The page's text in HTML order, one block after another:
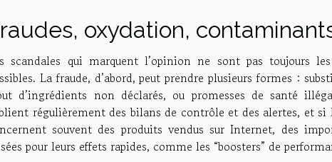
oxydation,
scandales qui marquent l’opinion ne sont pas toujours
La fraude, d’abord, peut prendre plusieurs formes :
d’ingrédients non déclarés, ou promesses de santé
régulièrement des bilans de contrôle et des alertes, et
souvent des produits vendus sur Internet, des
pour leurs effets rapides, comme les “boosters” de